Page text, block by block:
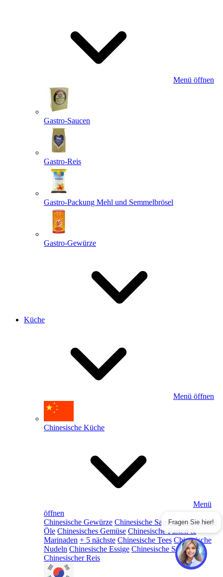
Menü öffnen
Gastro-Saucen
Gastro-Reis
Gastro-Packung Mehl und Semmelbrösel
Gastro-Gewürze
Küche
Menü öffnen
Chinesische Küche
Menü
öffnen
Chinesische Gewürze Chinesische Saucen Chinesische
Öle Chinesisches Gemüse Chinesische Pasten &
Marinaden + 5 nächste Chinesische Tees Chinesische
Nudeln Chinesische Essige Chinesische Snacks
Chinesischer Reis
Fragen Sie hier!